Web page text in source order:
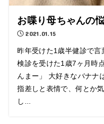
お喋り母ちゃんの
2021.01.15
昨年受けた1歳半健診で言
検診を受けた1歳7ヶ月時
んまー」 大好きなバナナ
指差しと表情で、何とか
し...